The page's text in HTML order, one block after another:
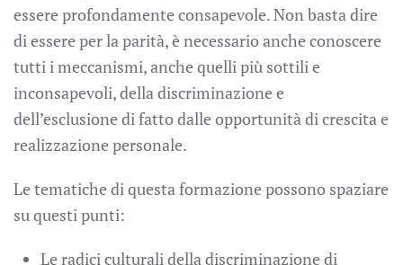
essere profondamente consapevole. Non basta dire
di essere per la parità, è necessario anche conoscere
tutti i meccanismi, anche quelli più sottili e
inconsapevoli, della discriminazione e
dell’esclusione di fatto dalle opportunità di crescita e
realizzazione personale.
Le tematiche di questa formazione possono spaziare
su questi punti:
Le radici culturali della discriminazione di